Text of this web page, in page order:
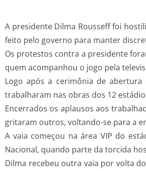
A presidente Dilma Rousseff foi
feito pelo governo para manter
Os protestos contra a presidente
quem acompanhou o jogo pela
Logo após a cerimônia de
trabalharam nas obras dos 12
Encerrados os aplausos aos
gritaram outros, voltando-se para a
A vaia começou na área VIP do
Nacional, quando parte da torcida
Dilma recebeu outra vaia por volta